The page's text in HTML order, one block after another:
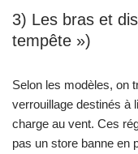
3) Les bras et
tempête »)
Selon les modèles, on
verrouillage destinés à
charge au vent. Ces
pas un store banne en